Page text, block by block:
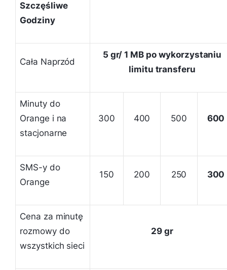
Szczęśliwe
Godziny
Cała Naprzód
5 gr/ 1 MB po wykorzystaniu
limitu transferu
Minuty do
Orange i na
stacjonarne
300 400 500 600
SMS-y do
Orange
150 200 250 300
Cena za minutę
rozmowy do
wszystkich sieci
29 gr